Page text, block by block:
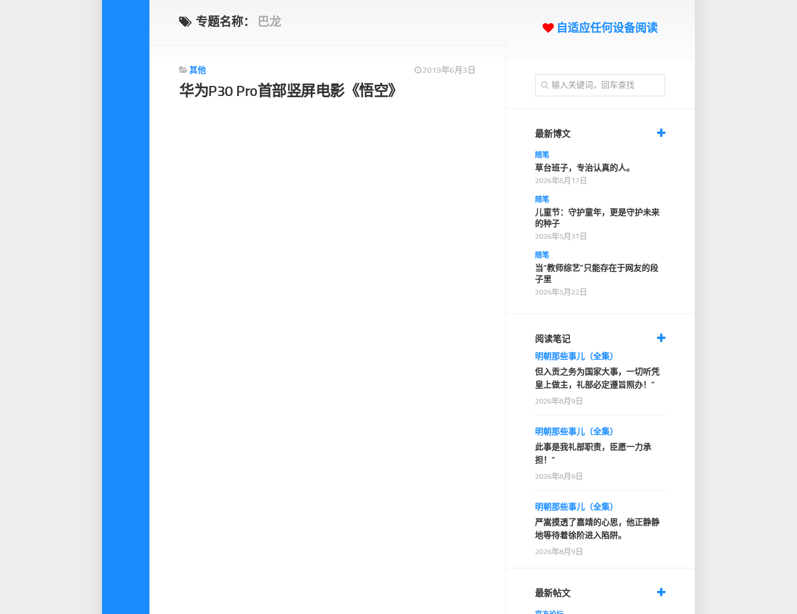
专题名称： 巴龙
其他 2019年6月3日
华为P30 Pro首部竖屏电影《悟空》
自适应任何设备阅读
最新博文
随笔
草台班子，专治认真的人。
2026年6月17日
随笔
儿童节：守护童年，更是守护未来
的种子
2026年5月31日
随笔
当“教师综艺”只能存在于网友的段
子里
2026年5月22日
阅读笔记
明朝那些事儿（全集）
但入贡之务为国家大事，一切听凭
皇上做主，礼部必定遵旨照办！”
2026年8月9日
明朝那些事儿（全集）
此事是我礼部职责，臣愿一力承
担！”
2026年8月9日
明朝那些事儿（全集）
严嵩摸透了嘉靖的心思，他正静静
地等待着徐阶进入陷阱。
2026年8月9日
最新帖文